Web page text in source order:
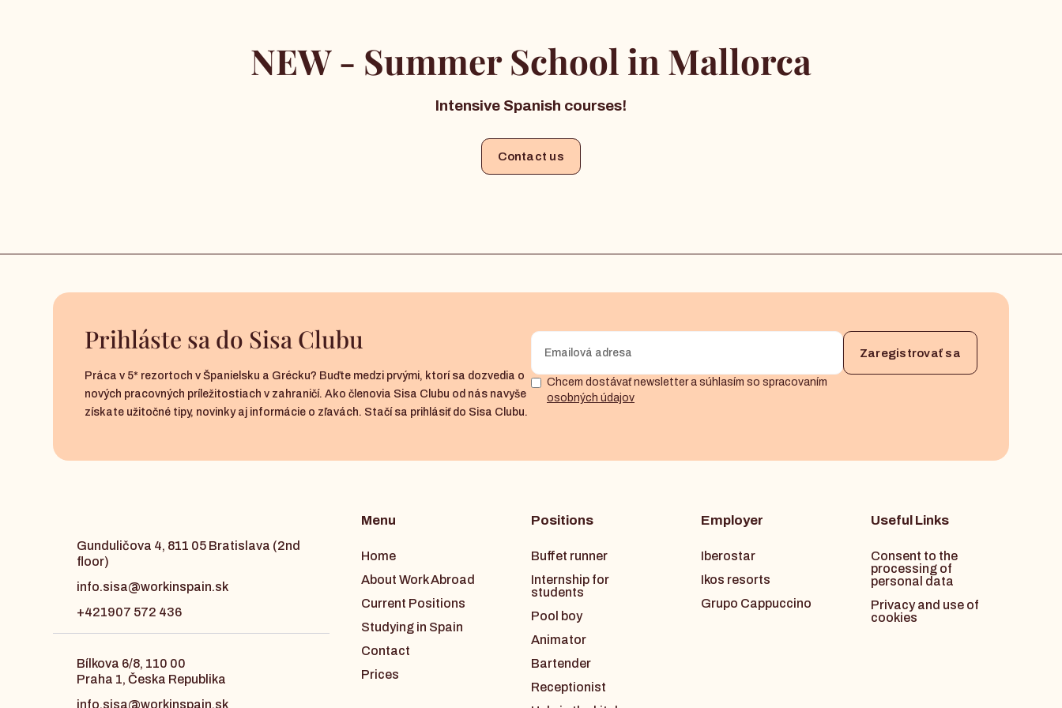
NEW - Summer School in Mallorca
Intensive Spanish courses!
Contact us
Prihláste sa do Sisa Clubu
Práca v 5* rezortoch v Španielsku a Grécku? Buďte medzi prvými, ktorí sa dozvedia o
nových pracovných príležitostiach v zahraničí. Ako členovia Sisa Clubu od nás navyše
získate užitočné tipy, novinky aj informácie o zľavách. Stačí sa prihlásiť do Sisa Clubu.
Chcem dostávať newsletter a súhlasím so spracovaním
osobných údajov
Gunduličova 4, 811 05 Bratislava (2nd
floor)
info.sisa@workinspain.sk
+421907 572 436
Bílkova 6/8, 110 00
Praha 1, Česka Republika
info.sisa@workinspain.sk
Menu
Home
About Work Abroad
Current Positions
Studying in Spain
Contact
Prices
Positions
Buffet runner
Internship for
students
Pool boy
Animator
Bartender
Receptionist
Employer
Iberostar
Ikos resorts
Grupo Cappuccino
Useful Links
Consent to the
processing of
personal data
Privacy and use of
cookies